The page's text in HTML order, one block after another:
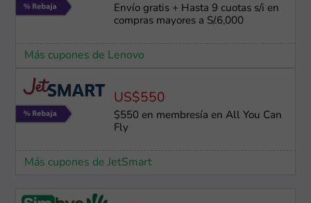
Envío gratis + Hasta 9 cuotas s/i en
compras mayores a S/.6,000
Más cupones de Lenovo
US$550
$550 en membresía en All You Can
Fly
Más cupones de JetSmart